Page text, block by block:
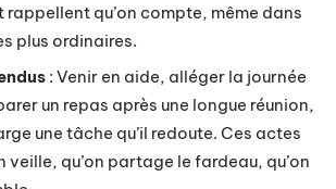
rappellent qu’on compte, même dans
plus ordinaires.
: Venir en aide, alléger la journée
un repas après une longue réunion,
une tâche qu’il redoute. Ces actes
veille, qu’on partage le fardeau, qu’on